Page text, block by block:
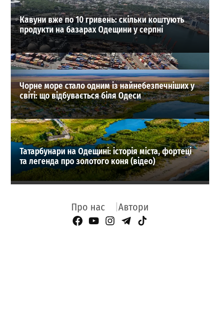
Кавуни вже по 10 гривень: скільки коштують
продукти на базарах Одещини у серпні
Чорне море стало одним із найнебезпечніших у
світі: що відбувається біля Одеси
Татарбунари на Одещині: історія міста, фортеці
та легенда про золотого коня (відео)
Про нас Автори
Facebook Page
YouTube
Instagram
Telegram
TikTok